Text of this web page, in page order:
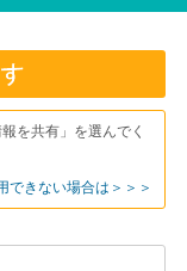
を共有」を選んでく
できない場合は＞＞＞